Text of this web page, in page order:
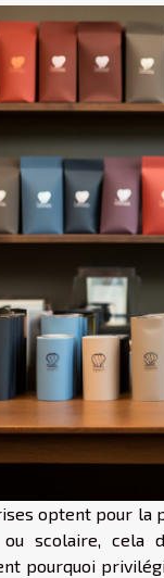
optent pour la
scolaire, cela
pourquoi